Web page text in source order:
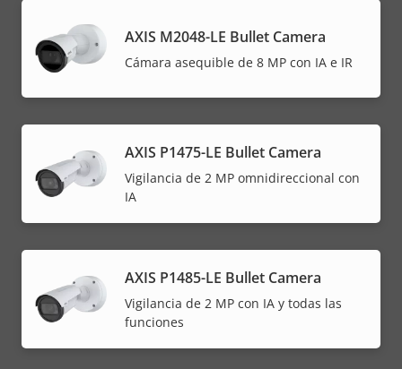
AXIS M2048-LE Bullet Camera
Cámara asequible de 8 MP con IA e IR
AXIS P1475-LE Bullet Camera
Vigilancia de 2 MP omnidireccional con
IA
AXIS P1485-LE Bullet Camera
Vigilancia de 2 MP con IA y todas las
funciones